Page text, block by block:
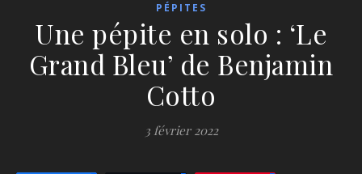
PÉPITES
Une pépite en solo : ‘Le
Grand Bleu’ de Benjamin
Cotto
3 février 2022